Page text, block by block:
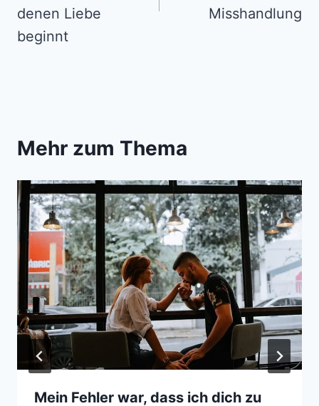
denen Liebe
beginnt
Misshandlung
Mehr zum Thema
Mein Fehler war, dass ich dich zu